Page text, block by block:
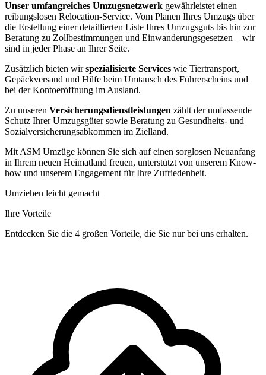
Unser umfangreiches Umzugsnetzwerk gewährleistet einen
reibungslosen Relocation-Service. Vom Planen Ihres Umzugs über
die Erstellung einer detaillierten Liste Ihres Umzugsguts bis hin zur
Beratung zu Zollbestimmungen und Einwanderungsgesetzen – wir
sind in jeder Phase an Ihrer Seite.
Zusätzlich bieten wirspezialisierte Services wie Tiertransport,
Gepäckversand und Hilfe beim Umtausch des Führerscheins und
bei der Kontoeröffnung im Ausland.
Zu unseren Versicherungsdienstleistungen zählt der umfassende
Schutz Ihrer Umzugsgüter sowie Beratung zu Gesundheits- und
Sozialversicherungsabkommen im Zielland.
Mit ASM Umzüge können Sie sich auf einen sorglosen Neuanfang
in Ihrem neuen Heimatland freuen, unterstützt von unserem Know-
how und unserem Engagement für Ihre Zufriedenheit.
Umziehen leicht gemacht
Ihre Vorteile
Entdecken Sie die 4 großen Vorteile, die Sie nur bei uns erhalten.